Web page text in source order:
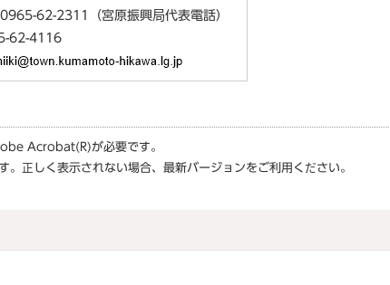
62-2311（宮原振興局代表電話）
62-4116
Acrobat(R)が必要です。
。正しく表示されない場合、最新バージョンをご利用ください。